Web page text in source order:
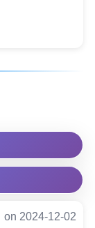
on 2024-12-02